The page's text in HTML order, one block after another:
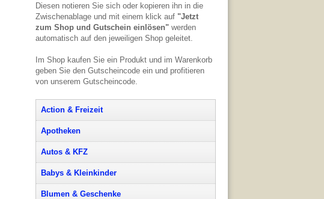
Diesen notieren Sie sich oder kopieren ihn in die
Zwischenablage und mit einem klick auf "Jetzt
zum Shop und Gutschein einlösen" werden
automatisch auf den jeweiligen Shop geleitet.
Im Shop kaufen Sie ein Produkt und im Warenkorb
geben Sie den Gutscheincode ein und profitieren
von unserem Gutscheincode.
Action & Freizeit
Apotheken
Autos & KFZ
Babys & Kleinkinder
Blumen & Geschenke